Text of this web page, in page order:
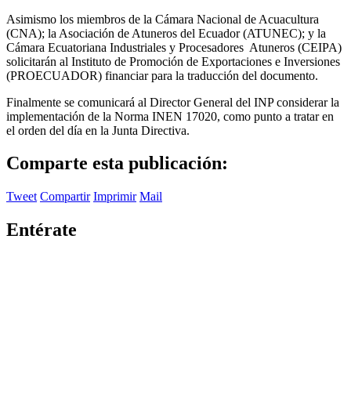
Asimismo los miembros de la Cámara Nacional de Acuacultura
(CNA); la Asociación de Atuneros del Ecuador (ATUNEC); y la
Cámara Ecuatoriana Industriales y Procesadores Atuneros (CEIPA)
solicitarán al Instituto de Promoción de Exportaciones e Inversiones
(PROECUADOR) financiar para la traducción del documento.
Finalmente se comunicará al Director General del INP considerar la
implementación de la Norma INEN 17020, como punto a tratar en
el orden del día en la Junta Directiva.
Comparte esta publicación:
Tweet Compartir Imprimir Mail
Entérate